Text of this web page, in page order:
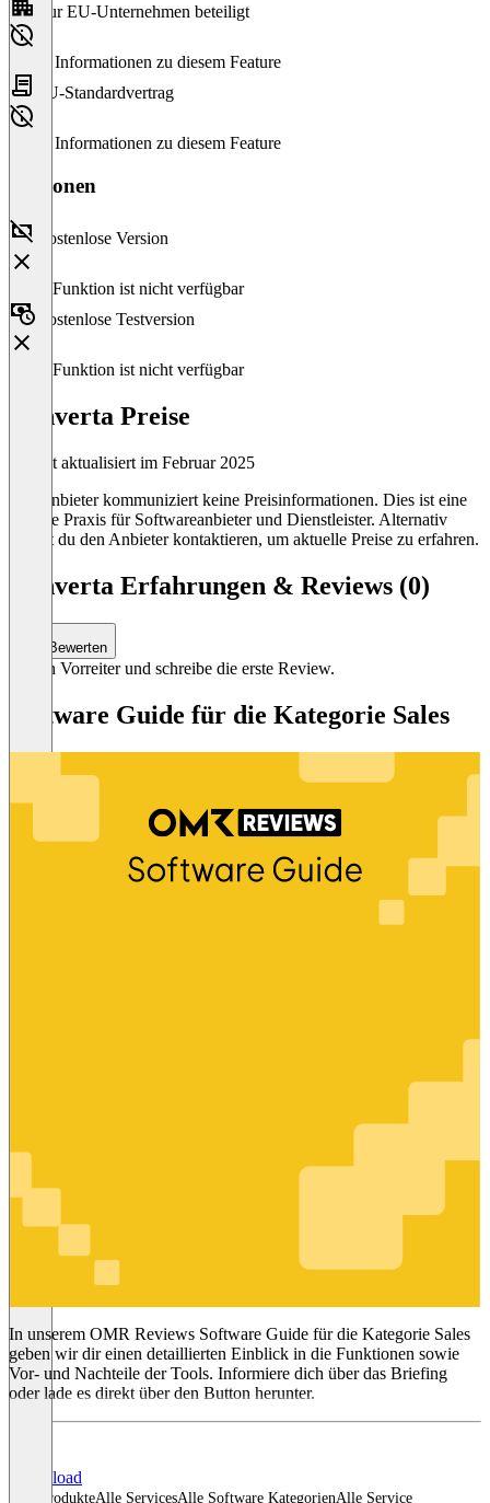
Nur EU-Unternehmen beteiligt
Keine Informationen zu diesem Feature
EU-Standardvertrag
Keine Informationen zu diesem Feature
Versionen
Kostenlose Version
Diese Funktion ist nicht verfügbar
Kostenlose Testversion
Diese Funktion ist nicht verfügbar
Converta Preise
Zuletzt aktualisiert im Februar 2025
Der Anbieter kommuniziert keine Preisinformationen. Dies ist eine
übliche Praxis für Softwareanbieter und Dienstleister. Alternativ
kannst du den Anbieter kontaktieren, um aktuelle Preise zu erfahren.
Converta Erfahrungen & Reviews (0)
Bewerten
Sei ein Vorreiter und schreibe die erste Review.
Software Guide für die Kategorie Sales
Sales
In unserem OMR Reviews Software Guide für die Kategorie Sales
geben wir dir einen detaillierten Einblick in die Funktionen sowie
Vor- und Nachteile der Tools. Informiere dich über das Briefing
oder lade es direkt über den Button herunter.
Download
Alle ProdukteAlle ServicesAlle Software KategorienAlle Service